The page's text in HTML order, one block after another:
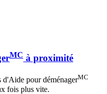
MC à proximité
d'Aide pour déménagerMC
fois plus vite.